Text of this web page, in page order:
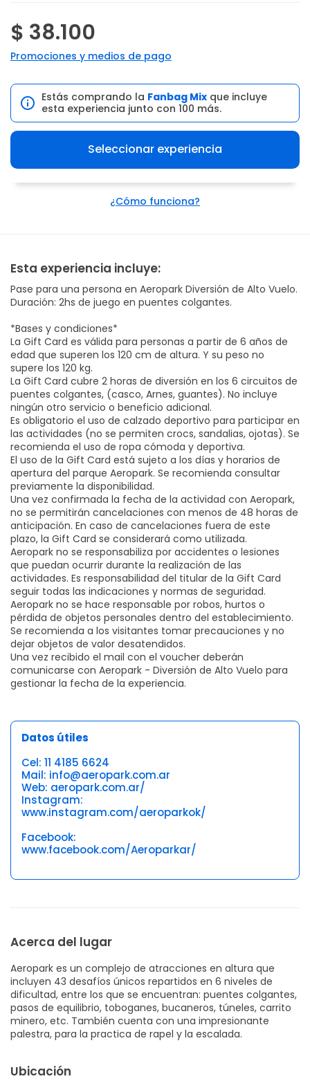
$ 38.100
Promociones y medios de pago
Estás comprando la Fanbag Mix que incluye
esta experiencia junto con 100 más.
Seleccionar experiencia
¿Cómo funciona?
Esta experiencia incluye:
Pase para una persona en Aeropark Diversión de Alto Vuelo.
Duración: 2hs de juego en puentes colgantes.
*Bases y condiciones*
La Gift Card es válida para personas a partir de 6 años de
edad que superen los 120 cm de altura. Y su peso no
supere los 120 kg.
La Gift Card cubre 2 horas de diversión en los 6 circuitos de
puentes colgantes, (casco, Arnes, guantes). No incluye
ningún otro servicio o beneficio adicional.
Es obligatorio el uso de calzado deportivo para participar en
las actividades (no se permiten crocs, sandalias, ojotas). Se
recomienda el uso de ropa cómoda y deportiva.
El uso de la Gift Card está sujeto a los días y horarios de
apertura del parque Aeropark. Se recomienda consultar
previamente la disponibilidad.
Una vez confirmada la fecha de la actividad con Aeropark,
no se permitirán cancelaciones con menos de 48 horas de
anticipación. En caso de cancelaciones fuera de este
plazo, la Gift Card se considerará como utilizada.
Aeropark no se responsabiliza por accidentes o lesiones
que puedan ocurrir durante la realización de las
actividades. Es responsabilidad del titular de la Gift Card
seguir todas las indicaciones y normas de seguridad.
Aeropark no se hace responsable por robos, hurtos o
pérdida de objetos personales dentro del establecimiento.
Se recomienda a los visitantes tomar precauciones y no
dejar objetos de valor desatendidos.
Una vez recibido el mail con el voucher deberán
comunicarse con Aeropark - Diversión de Alto Vuelo para
gestionar la fecha de la experiencia.
Datos útiles
Cel: 11 4185 6624
Mail: info@aeropark.com.ar
Web: aeropark.com.ar/
Instagram:
www.instagram.com/aeroparkok/
Facebook:
www.facebook.com/Aeroparkar/
Acerca del lugar
Aeropark es un complejo de atracciones en altura que
incluyen 43 desafíos únicos repartidos en 6 niveles de
dificultad, entre los que se encuentran: puentes colgantes,
pasos de equilibrio, toboganes, bucaneros, túneles, carrito
minero, etc. También cuenta con una impresionante
palestra, para la practica de rapel y la escalada.
Ubicación